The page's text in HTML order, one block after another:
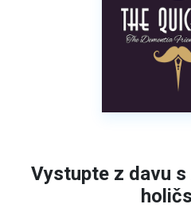
Vystupte z davu s